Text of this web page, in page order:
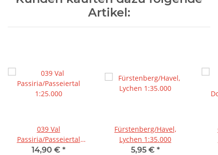
Artikel:
039 Val
Passiria/Passeiertal
1:25.000
14,90 € *
Fürstenberg/Havel,
Lychen 1:35.000
5,95 € *